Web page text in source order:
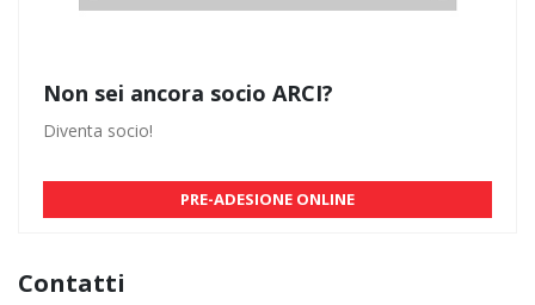
Non sei ancora socio ARCI?
Diventa socio!
PRE-ADESIONE ONLINE
Contatti